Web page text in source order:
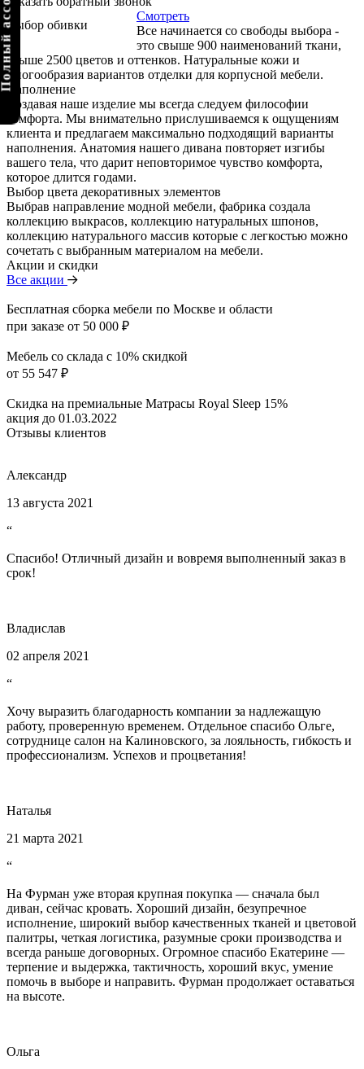
Выбор обивки
Смотреть
Все начинается со свободы выбора -
это свыше 900 наименований ткани,
свыше 2500 цветов и оттенков. Натуральные кожи и
многообразия вариантов отделки для корпусной мебели.
Наполнение
Создавая наше изделие мы всегда следуем философии
комфорта. Мы внимательно прислушиваемся к ощущениям
клиента и предлагаем максимально подходящий варианты
наполнения. Анатомия нашего дивана повторяет изгибы
вашего тела, что дарит неповторимое чувство комфорта,
которое длится годами.
Выбор цвета декоративных элементов
Выбрав направление модной мебели, фабрика создала
коллекцию выкрасов, коллекцию натуральных шпонов,
коллекцию натурального массив которые с легкостью можно
сочетать с выбранным материалом на мебели.
Акции и скидки
Все акции
Бесплатная сборка мебели по Москве и области
при заказе от 50 000 ₽
Мебель со склада с 10% скидкой
от 55 547 ₽
Скидка на премиальные Матрасы Royal Sleep 15%
акция до 01.03.2022
Отзывы клиентов
Александр
13 августа 2021
“
Спасибо! Отличный дизайн и вовремя выполненный заказ в
срок!
Владислав
02 апреля 2021
“
Хочу выразить благодарность компании за надлежащую
работу, проверенную временем. Отдельное спасибо Ольге,
сотруднице салон на Калиновского, за лояльность, гибкость и
профессионализм. Успехов и процветания!
Наталья
21 марта 2021
“
На Фурман уже вторая крупная покупка — сначала был
диван, сейчас кровать. Хороший дизайн, безупречное
исполнение, широкий выбор качественных тканей и цветовой
палитры, четкая логистика, разумные сроки производства и
всегда раньше договорных. Огромное спасибо Екатерине —
терпение и выдержка, тактичность, хороший вкус, умение
помочь в выборе и направить. Фурман продолжает оставаться
на высоте.
Ольга